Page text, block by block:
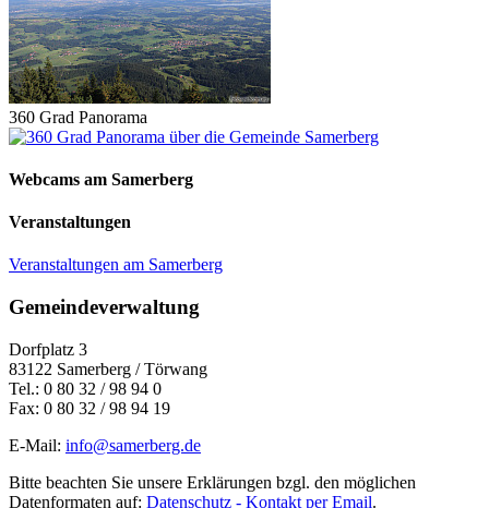
360 Grad Panorama
Webcams am Samerberg
Veranstaltungen
Veranstaltungen am Samerberg
Gemeindeverwaltung
Dorfplatz 3
83122 Samerberg / Törwang
Tel.: 0 80 32 / 98 94 0
Fax: 0 80 32 / 98 94 19
E-Mail: info@samerberg.de
Bitte beachten Sie unsere Erklärungen bzgl. den möglichen
Datenformaten auf: Datenschutz - Kontakt per Email.